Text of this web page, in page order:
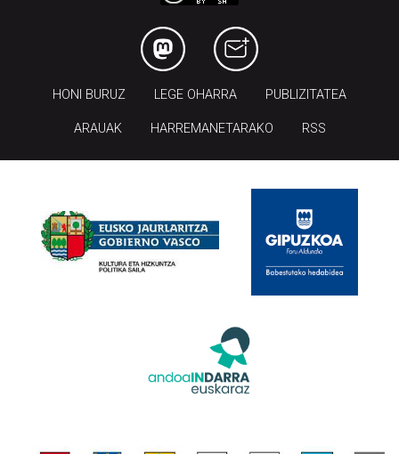
HONI BURUZ LEGE OHARRA PUBLIZITATEA
ARAUAK HARREMANETARAKO RSS